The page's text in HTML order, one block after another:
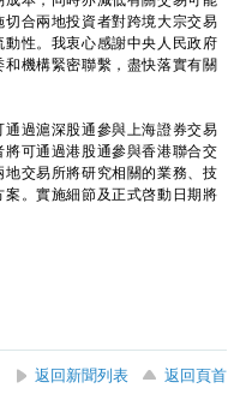
合兩地投資者對跨境大宗交易
性。我衷心感謝中央人民政府
機構緊密聯繫，盡快落實有關
過滬深股通參與上海證券交易
可通過港股通參與香港聯合交
交易所將研究相關的業務、技
。實施細節及正式啓動日期將
返回新聞列表
返回頁首